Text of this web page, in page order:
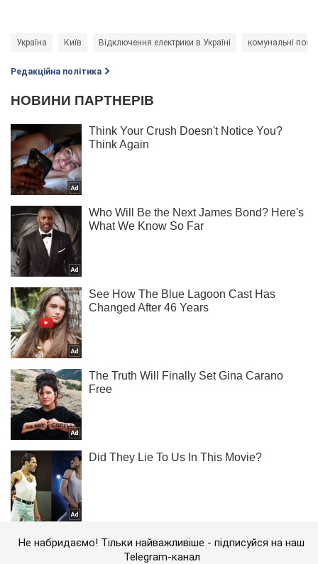
Україна Київ Відключення електрики в Україні комунальні
Редакційна політика
Не набридаємо! Тільки найважливіше - підписуйся на наш
Telegram-канал